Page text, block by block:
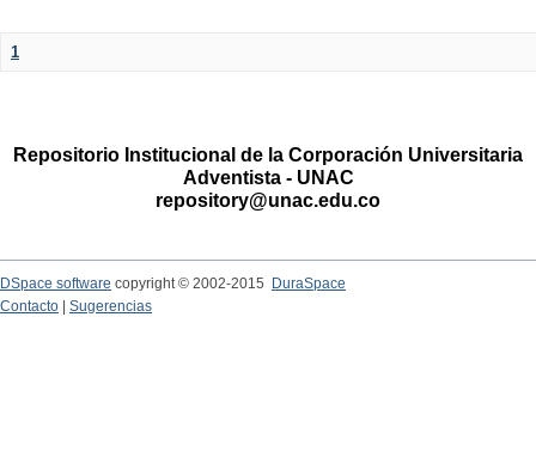
1
Repositorio Institucional de la Corporación Universitaria
Adventista - UNAC
repository@unac.edu.co
DSpace software copyright © 2002-2015
DuraSpace
Contacto
Sugerencias